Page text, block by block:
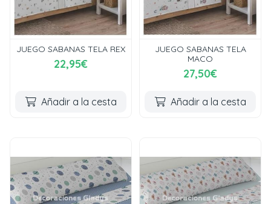
JUEGO SABANAS TELA REX
22,95€
Añadir a la cesta
JUEGO SABANAS TELA
MACO
27,50€
Añadir a la cesta